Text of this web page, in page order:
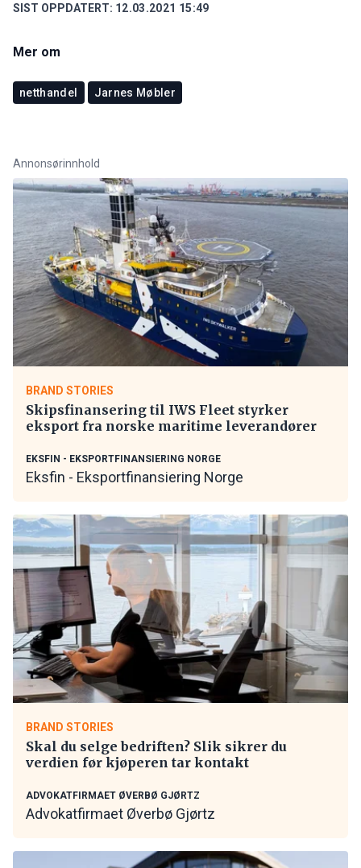
SIST OPPDATERT: 12.03.2021 15:49
Mer om
netthandel Jarnes Møbler
Annonsørinnhold
BRAND STORIES
Skipsfinansering til IWS Fleet styrker
eksport fra norske maritime leverandører
EKSFIN - EKSPORTFINANSIERING NORGE
Eksfin - Eksportfinansiering Norge
BRAND STORIES
Skal du selge bedriften? Slik sikrer du
verdien før kjøperen tar kontakt
ADVOKATFIRMAET ØVERBØ GJØRTZ
Advokatfirmaet Øverbø Gjørtz